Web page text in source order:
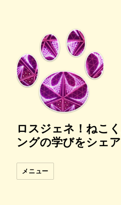
ロスジェネ！ねこ
ングの学びをシェア
メニュー